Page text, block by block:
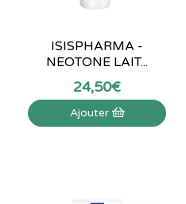
ISISPHARMA -
NEOTONE LAIT...
24,50€
Ajouter